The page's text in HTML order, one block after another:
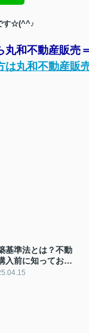
す☆(^^♪
丸和不動産販売
は丸和不動産販
基準法とは？不動
入前に知っておき
基礎知識